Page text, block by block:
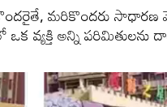
మరికొందరు
వ్యక్తి అన్ని